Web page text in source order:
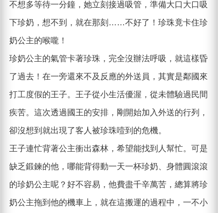
不想多等待一分鐘，她立刻接過吸管，準備大口大口吸
下珍奶，想不到，就在那刻……不好了！珍珠竟卡住珍
奶公主的喉嚨！
珍奶公主的氣管卡著珍珠，完全沒辦法呼吸，就這樣昏
了過去！在一旁還來不及反應的外送員，其實是鄰國來
打工度假的王子。王子從小生活優渥，從未體驗過民間
疾苦。這次透過國王的安排，剛開始加入外送的行列，
卻沒想到就出現了客人被珍珠噎到的危機。
王子連忙背著公主衝出森林，希望能找到人幫忙。可是
缺乏鍛鍊的他，哪能背得動一天一杯珍奶、身體圓滾滾
的珍奶公主呢？好不容易，他費盡千辛萬苦，總算將珍
奶公主拖到他的機車上，就在這搬運的過程中，一不小